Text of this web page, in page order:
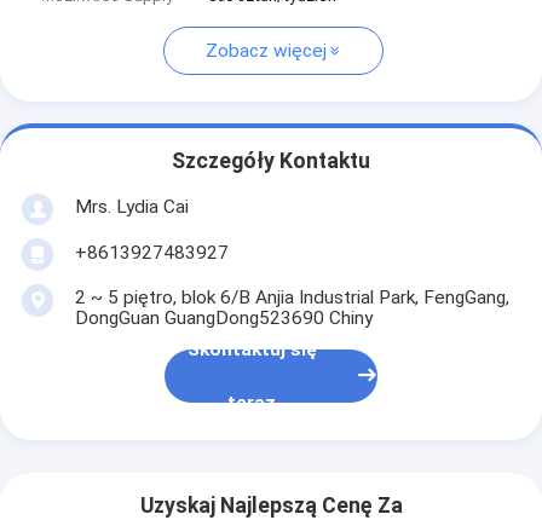
Zobacz więcej
Szczegóły Kontaktu
Mrs. Lydia Cai
+8613927483927
2 ~ 5 piętro, blok 6/B Anjia Industrial Park, FengGang,
DongGuan GuangDong523690 Chiny
Skontaktuj się
teraz
Uzyskaj Najlepszą Cenę Za